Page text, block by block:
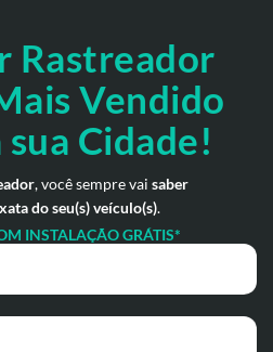
Rastreador
Vendido
Cidade!
, você sempre vai saber
do seu(s) veículo(s).
INSTALAÇÃO GRÁTIS*